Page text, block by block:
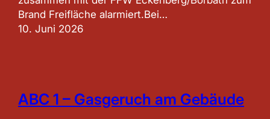
Brand Freifläche alarmiert.Bei…
10. Juni 2026
ABC 1 – Gasgeruch am Gebäude